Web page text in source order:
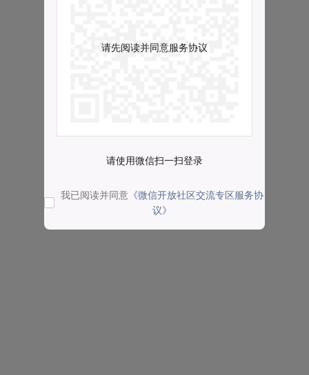
请先阅读并同意服务协议
请使用微信扫一扫登录
我已阅读并同意 《微信开放社区交流专区服务协
议》